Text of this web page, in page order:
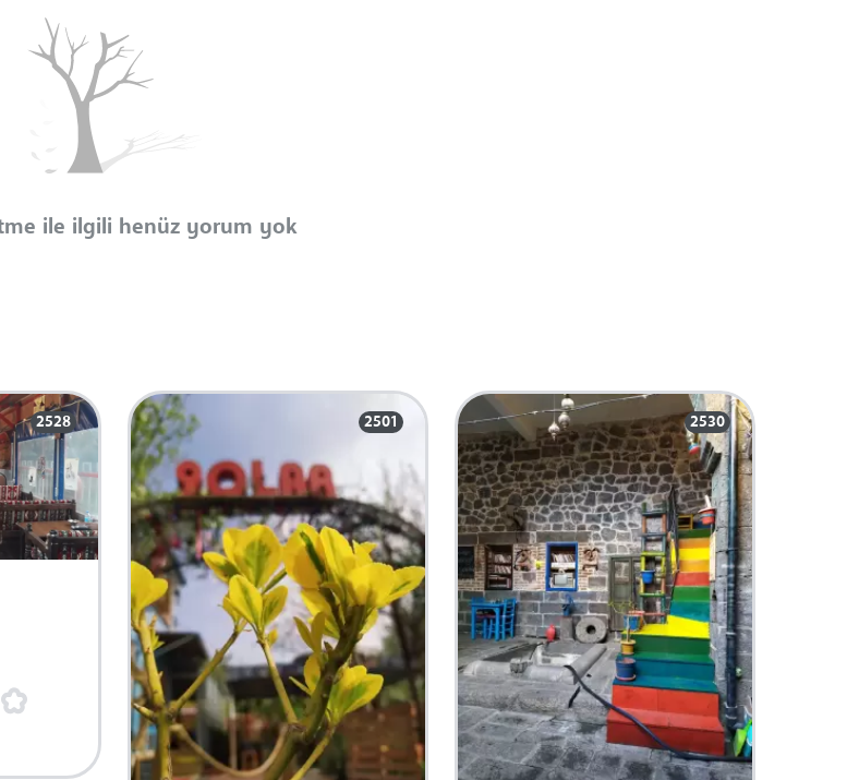
ile ilgili henüz yorum yok
2528 2501 2530